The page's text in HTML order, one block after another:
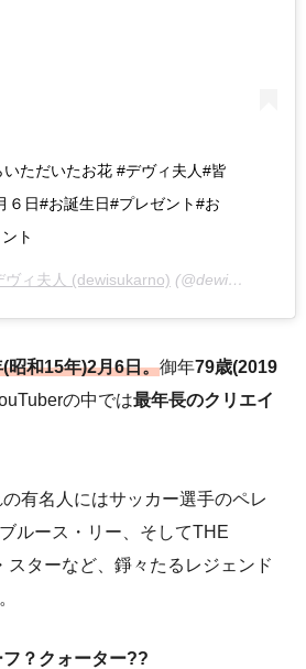
ただいたお花 #デヴィ夫人#皆
６日#お誕生日#プレゼント#お
ト
ヴィ夫人 (dewisukarno) (@dewisukarnoofficial) on
昭和15年)2月6日。御年79歳(2019
の中では最年長のクリエイ
有名人にはサッカー選手のペレ
ルース・リー、そしてTHE
スターなど、錚々たるレジェンド
？クォーター??